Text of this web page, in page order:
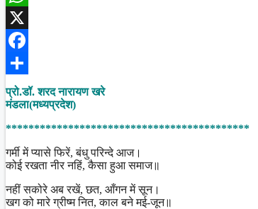
WhatsApp
X
Facebook
Share
प्रो.डॉ. शरद नारायण खरे
मंडला(मध्यप्रदेश)
*******************************************
गर्मी में प्यासे फिरें, बंधु परिन्दे आज।
कोई रखता नीर नहिं, कैसा हुआ समाज॥
नहीं सकोरे अब रखें, छत, आँगन में सून।
खग को मारे ग्रीष्म नित, काल बने मई-जून॥